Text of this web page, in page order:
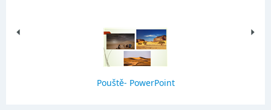
Pouště- PowerPoint